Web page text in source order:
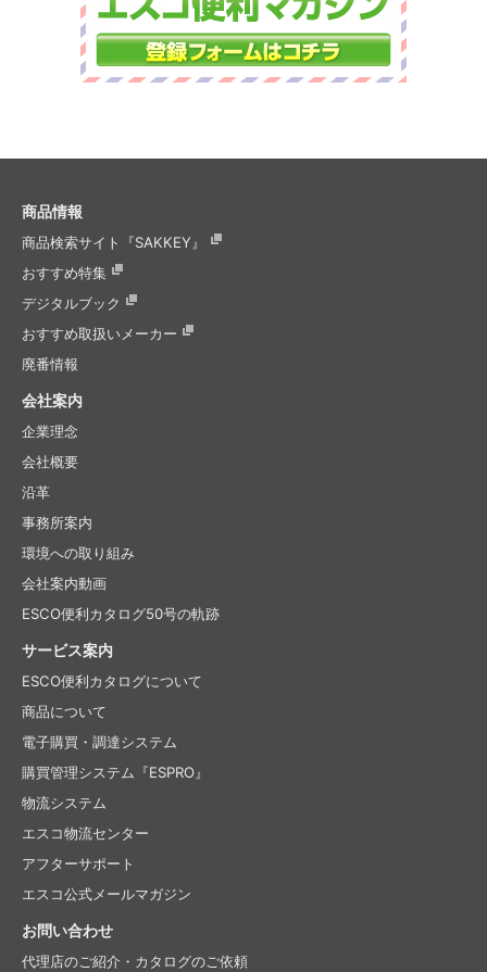
商品情報
商品検索サイト『SAKKEY』
おすすめ特集
デジタルブック
おすすめ取扱いメーカー
廃番情報
会社案内
企業理念
会社概要
沿革
事務所案内
環境への取り組み
会社案内動画
ESCO便利カタログ50号の軌跡
サービス案内
ESCO便利カタログについて
商品について
電子購買・調達システム
購買管理システム『ESPRO』
物流システム
エスコ物流センター
アフターサポート
エスコ公式メールマガジン
お問い合わせ
代理店のご紹介・ カタログのご依頼